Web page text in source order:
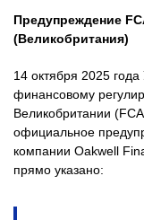
Предупреждение
(Великобритания)
14 октября 2025
финансовому
Великобритании
официальное
компании Oakwell
прямо указано: